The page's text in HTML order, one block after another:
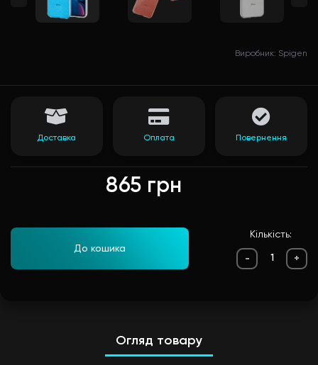
Виробник: Spigen
865 грн
До кошика
Кількість:
- +
Доставка Оплата Повернення
Огляд товару